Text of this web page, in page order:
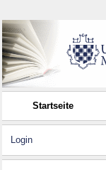
Startseite
Login